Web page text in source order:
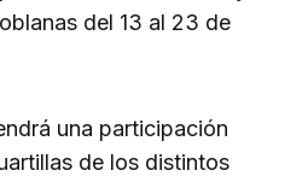
del 13 al 23 de
una participación
de los distintos